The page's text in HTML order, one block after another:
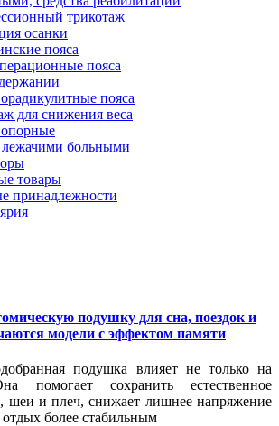
трикотаж
осанки
пояса
пояса
пояса
для снижения веса
лежачими больными
товары
принадлежности
подушку для сна, поездок и
модели с эффектом памяти
подушка влияет не только на
помогает сохранить естественное
шеи и плеч, снижает лишнее напряжение
более стабильным